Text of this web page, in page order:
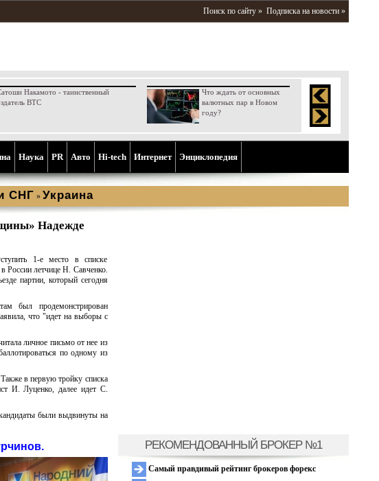
Поиск по сайту » Подписка на новости »
Накамото - таинственный
BTC
Что ждать от основных
валютных пар в Новом
году?
Наука PR Aвто Hi-tech Интернет Энциклопедия
СНГ » Украина
Надежде
1-е место в списке
России летчице Н. Савченко.
партии, который сегодня
был продемонстрирован
что "идет на выборы с
личное письмо от нее из
по одному из
в первую тройку списка
И. Луценко, далее идет С.
были выдвинуты на
РЕКОМЕНДОВАННЫЙ БРОКЕР №1
Самый правдивый рейтинг брокеров форекс